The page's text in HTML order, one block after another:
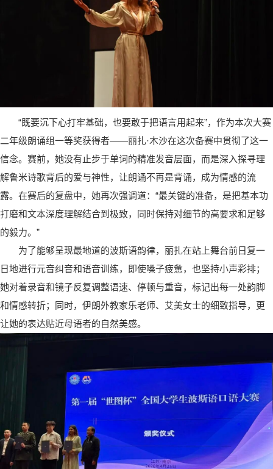
“既要沉下心打牢基础，也要敢于把语言用起来”，作为本次大赛
二年级朗诵组一等奖获得者——丽扎·木沙在这次备赛中贯彻了这一
信念。赛前，她没有止步于单词的精准发音层面，而是深入探寻理
解鲁米诗歌背后的爱与神性，让朗诵不再是背诵，成为情感的流
露。在赛后的复盘中，她再次强调道：“最关键的准备，是把基本功
打磨和文本深度理解结合到极致，同时保持对细节的高要求和足够
的毅力。”
为了能够呈现最地道的波斯语韵律，丽扎在站上舞台前日复一
日地进行元音纠音和语音训练，即使嗓子疲惫，也坚持小声彩排；
她对着录音和镜子反复调整语速、停顿与重音，标记出每一处韵脚
和情感转折；同时，伊朗外教家乐老师、艾美女士的细致指导，更
让她的表达贴近母语者的自然美感。